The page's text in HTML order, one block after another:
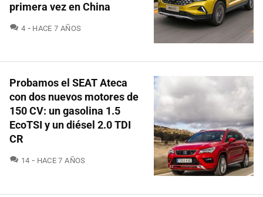
primera vez en China
4 COMENTARIOS
HACE 7 AÑOS
Probamos el SEAT Ateca
con dos nuevos motores de
150 CV: un gasolina 1.5
EcoTSI y un diésel 2.0 TDI
CR
14 COMENTARIOS
HACE 7 AÑOS